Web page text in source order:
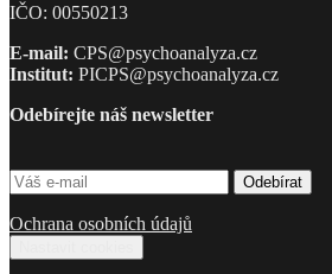
IČO: 00550213
E-mail: CPS@psychoanalyza.cz
Institut: PICPS@psychoanalyza.cz
Odebírejte náš newsletter
Ochrana osobních údajů